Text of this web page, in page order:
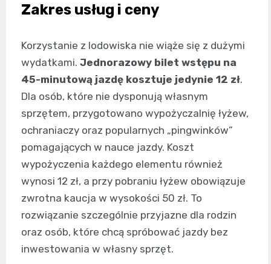
Zakres usług i ceny
Korzystanie z lodowiska nie wiąże się z dużymi
wydatkami. Jednorazowy bilet wstępu na
45-minutową jazdę kosztuje jedynie 12 zł.
Dla osób, które nie dysponują własnym
sprzętem, przygotowano wypożyczalnię łyżew,
ochraniaczy oraz popularnych „pingwinków”
pomagających w nauce jazdy. Koszt
wypożyczenia każdego elementu również
wynosi 12 zł, a przy pobraniu łyżew obowiązuje
zwrotna kaucja w wysokości 50 zł. To
rozwiązanie szczególnie przyjazne dla rodzin
oraz osób, które chcą spróbować jazdy bez
inwestowania w własny sprzęt.